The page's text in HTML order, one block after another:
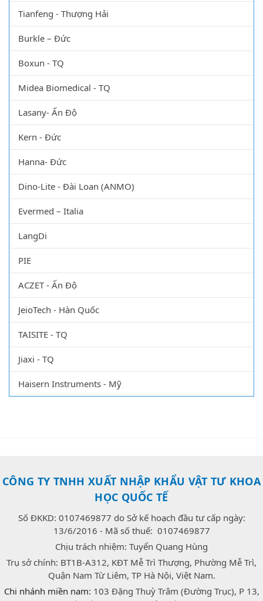
Tianfeng - Thượng Hải
Burkle – Đức
Boxun - TQ
Midea Biomedical - TQ
Lasany- Ấn Độ
Kern - Đức
Hanna- Đức
Dino-Lite - Đài Loan (ANMO)
Evermed – Italia
LangDi
PIE
ACZET - Ấn Độ
JeioTech - Hàn Quốc
TAISITE - TQ
Jiaxi - TQ
Haisern Instruments - Mỹ
CÔNG TY TNHH XUẤT NHẬP KHẨU VẬT TƯ KHOA
HỌC QUỐC TẾ
Số ĐKKD: 0107469877 do Sở kế hoạch đầu tư cấp ngày:
13/6/2016 - Mã số thuế: 0107469877
Chịu trách nhiệm: Tuyển Quang Hùng
Trụ sở chính: BT1B-A312, KĐT Mễ Trì Thượng, Phường Mễ Trì,
Quận Nam Từ Liêm, TP Hà Nội, Việt Nam.
Chi nhánh miền nam: 103 Đặng Thuỳ Trâm (Đường Trục), P 13,